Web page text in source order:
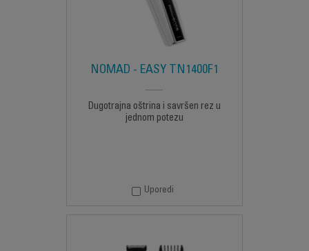
NOMAD - EASY TN1400F1
Dugotrajna oštrina i savršen rez u
jednom potezu
Uporedi